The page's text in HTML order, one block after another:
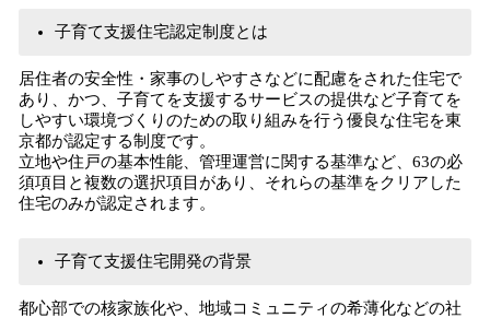
子育て支援住宅認定制度とは
居住者の安全性・家事のしやすさなどに配慮をされた住宅で
あり、かつ、子育てを支援するサービスの提供など子育てを
しやすい環境づくりのための取り組みを行う優良な住宅を東
京都が認定する制度です。
立地や住戸の基本性能、管理運営に関する基準など、63の必
須項目と複数の選択項目があり、それらの基準をクリアした
住宅のみが認定されます。
子育て支援住宅開発の背景
都心部での核家族化や、地域コミュニティの希薄化などの社